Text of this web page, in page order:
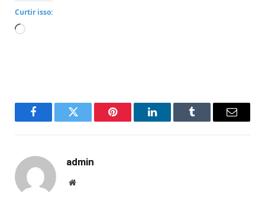
Curtir isso:
Carregando...
FacebookTwitter Pinterest LinkedInTumblr Email
admin
Website